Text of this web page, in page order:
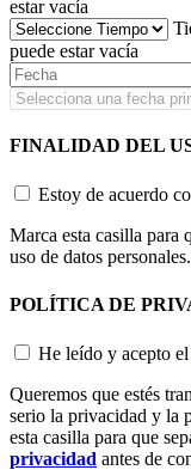
estar vacía
puede estar vacía
FINALIDAD DEL
Estoy de acuerdo
Marca esta casilla para
uso de datos personales.
POLÍTICA DE
He leído y acepto el
Queremos que estés
serio la privacidad y la
esta casilla para que
privacidad antes de